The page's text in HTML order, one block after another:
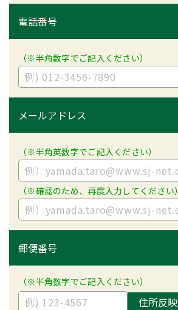
電話番号
（※半角数字でご記入ください）
メールアドレス
（※半角英数字でご記入ください）
（※確認のため、再度入力してください）
郵便番号
（※半角数字でご記入ください）
住所反映